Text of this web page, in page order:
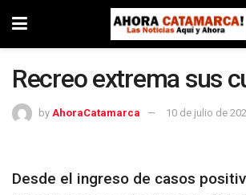
Recreo extrema sus
by AhoraCatamarca 10 de julio de
Desde el ingreso de casos